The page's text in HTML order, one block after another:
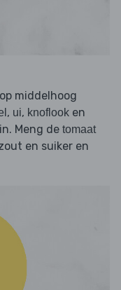
middelhoog
, ui, knoflook en
Meng de tomaat
en suiker en